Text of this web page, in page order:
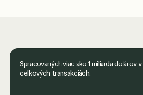
Spracovaných viac ako 1 miliarda dolárov v
celkových transakciách.